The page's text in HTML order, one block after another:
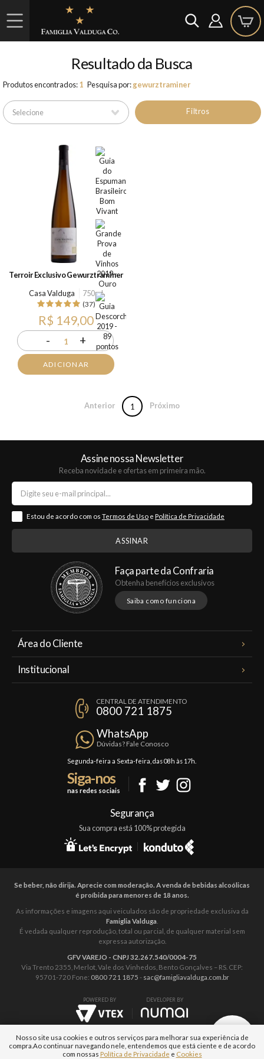
Resultado da Busca
Produtos encontrados:1 Pesquisa por:gewurztraminer
Filtros
Terroir Exclusivo Gewurztraminer
Casa Valduga
750ml
(37)
R$ 149,00
- 1 +
ADICIONAR
Anterior 1 Próximo
Assine nossa Newsletter
Receba novidade e ofertas em primeira mão.
Estou de acordo com os Termos de Uso e Política de Privacidade
Faça parte da Confraria
Obtenha benefícios exclusivos
Saiba como funciona
Área do Cliente
Institucional
Política de Privacidade
Trocas e Devoluções
Formas de Pagamento
CENTRAL DE ATENDIMENTO
0800 721 1875
WhatsApp
Dúvidas? Fale Conosco
Segunda-feira a Sexta-feira, das 08h às 17h.
Siga-nos
nas redes sociais
Segurança
Sua compra está 100% protegida
Se beber, não dirija. Aprecie com moderação. A venda de bebidas alcoólicas
é proíbida para menores de 18 anos.
As informações e imagens aqui veiculados são de propriedade exclusiva da
Famiglia Valduga
É vedada qualquer reprodução, total ou parcial, de qualquer material sem
expressa autorização.
GFV VAREJO - CNPJ 32.267.540/0004-75
Via Trento 2355, Merlot, Vale dos Vinhedos, Bento Gonçalves – RS. CEP:
95701-720 Fone: 0800 721 1875 - sac@famigliavalduga.com.br
POWERED BY DEVELOPER BY
Nosso site usa cookies e outros serviços para melhorar sua experiência de
compra. Ao continuar navegando nele, entendemos que está ciente e de acordo
com nossas Política de Privacidade e Cookies